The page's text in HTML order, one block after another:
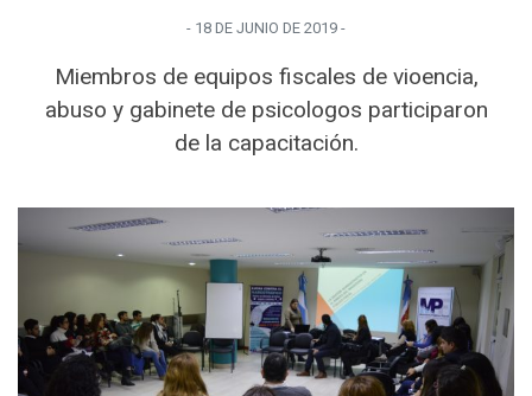
- 18 DE JUNIO DE 2019 -
Miembros de equipos fiscales de vioencia,
abuso y gabinete de psicologos participaron
de la capacitación.